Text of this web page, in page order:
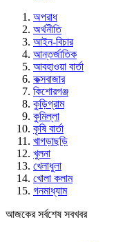
অপরাধ
অর্থনীতি
আইন-বিচার
আন্তর্জাতিক
আবহাওয়া বার্তা
কক্সবাজার
কিশোরগঞ্জ
কুড়িগ্রাম
কুমিল্লা
কৃষি বার্তা
খাগড়াছড়ি
খুলনা
খেলাধুলা
খোলা কলাম
গনমাধ্যাম
আজকের সর্বশেষ সবখবর